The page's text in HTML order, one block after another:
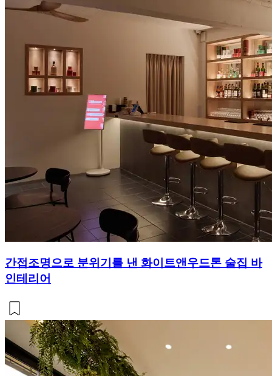
간접조명으로 분위기를 낸 화이트앤우드톤 술집 바
인테리어